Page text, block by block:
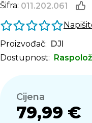
Šifra: 011.202.061
Proizvođač: DJI
Dostupnost:
Cijena
79,99 €